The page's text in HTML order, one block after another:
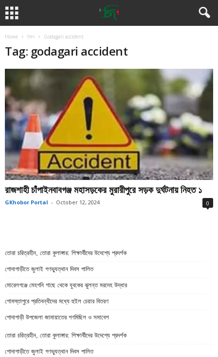
Home ট্যাগ Godagari accident
Tag: godagari accident
রাজশাহী চাঁপাইনবাবগঞ্জ মহাসড়কের মুরারীপুরে সড়ক দুর্ঘটনায় নিহত ১
GKhobor Portal - October 12, 2024 0
তোরা চরিত্রহীন, তোরা কুলাঙ্গার: শিক্ষার্থীদের উদেশ্যে প্রদর্শক
গোদাগাড়ীতে জুলাই গণভ্যুত্থান দিবস পালিত
মোরেলগঞ্জে মেহগনি গাছে থেকে যুবকের ঝুলন্ত মরদেহ উদ্ধার
গোমস্তাপুরে প্রতিবন্ধীদের মধ্যে হুইল চেয়ার বিতরণ
গোদাগাড়ী উপজেলা জামায়াতের গণমিছিল ও সমাবেশ
তোরা চরিত্রহীন, তোরা কুলাঙ্গার: শিক্ষার্থীদের উদেশ্যে প্রদর্শক
গোদাগাড়ীতে জুলাই গণভ্যুত্থান দিবস পালিত